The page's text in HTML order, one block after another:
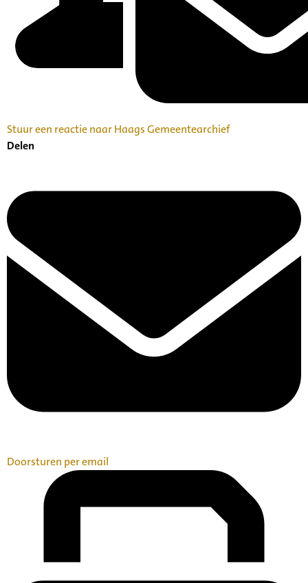
Stuur een reactie naar Haags Gemeentearchief
Delen
Doorsturen per email